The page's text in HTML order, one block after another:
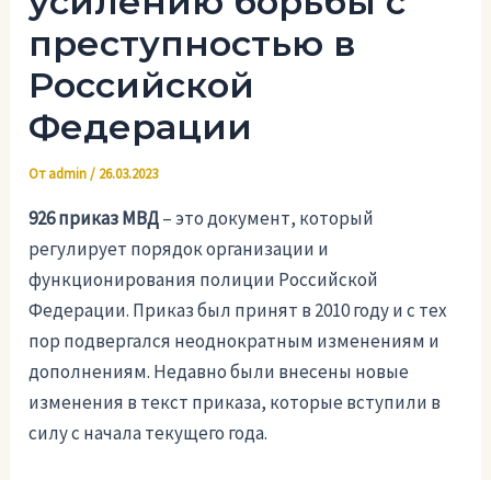
преступностью в
Российской
Федерации
Отadmin/ 26.03.2023
926 приказ МВД– это документ, который
регулирует порядок организации и
функционирования полиции Российской
Федерации. Приказ был принят в 2010 году и с тех
пор подвергался неоднократным изменениям и
дополнениям. Недавно были внесены новые
изменения в текст приказа, которые вступили в
силу с начала текущего года.